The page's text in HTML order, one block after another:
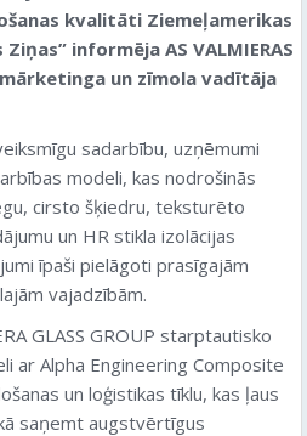
kvalitāti Ziemeļamerikas
informēja AS VALMIERAS
mārketinga un zīmola vadītāja
sadarbību, uzņēmumi
modeli, kas nodrošinās
cirsto šķiedru, teksturēto
un HR stikla izolācijas
īpaši pielāgoti prasīgajām
vajadzībām.
GLASS GROUP starptautisko
ar Alpha Engineering Composite
un loģistikas tīklu, kas ļaus
saņemt augstvērtīgus